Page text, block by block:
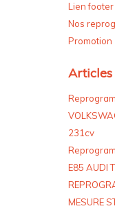
Lien footer
Nos
Promotion
Articles
231cv
E85 AUDI
MESURE